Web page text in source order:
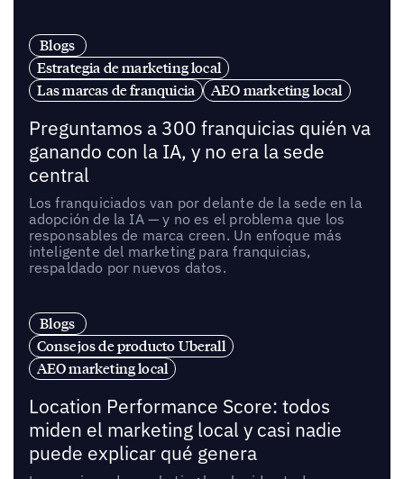
Blogs
Estrategia de marketing local
Las marcas de franquicia
AEO marketing local
Preguntamos a 300 franquicias quién va
ganando con la IA, y no era la sede
central
Los franquiciados van por delante de la sede en la
adopción de la IA — y no es el problema que los
responsables de marca creen. Un enfoque más
inteligente del marketing para franquicias,
respaldado por nuevos datos.
Blogs
Consejos de producto Uberall
AEO marketing local
Location Performance Score: todos
miden el marketing local y casi nadie
puede explicar qué genera